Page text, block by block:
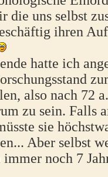
die uns selbst
ihren
hatte ich
also nach 72
zu sein. Falls
sie
Aber selbst
noch 7